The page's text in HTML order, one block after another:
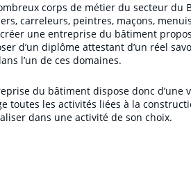
corps de métier du secteur du
carreleurs, peintres, maçons,
une entreprise du bâtiment
d’un diplôme attestant d’un réel
l’un de ces domaines.
du bâtiment dispose donc
toutes les activités liées à la
dans une activité de son choix.